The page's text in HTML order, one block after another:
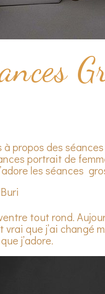
propos des
portrait de
les séances
tout rond.
que j’ai changé
j’adore.